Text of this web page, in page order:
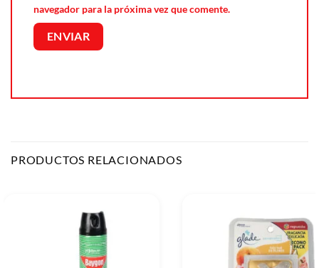
navegador para la próxima vez que comente.
PRODUCTOS RELACIONADOS